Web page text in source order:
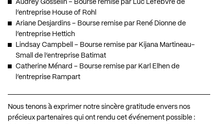
Audrey Gosselin – Bourse remise par Luc Lefebvre de
l’entreprise House of Rohl
Ariane Desjardins – Bourse remise par René Dionne de
l’entreprise Hettich
Lindsay Campbell – Bourse remise par Kijana Martineau-
Small de l’entreprise Batimat
Catherine Ménard – Bourse remise par Karl Elhen de
l’entreprise Rampart
Nous tenons à exprimer notre sincère gratitude envers nos
précieux partenaires qui ont rendu cet événement possible :